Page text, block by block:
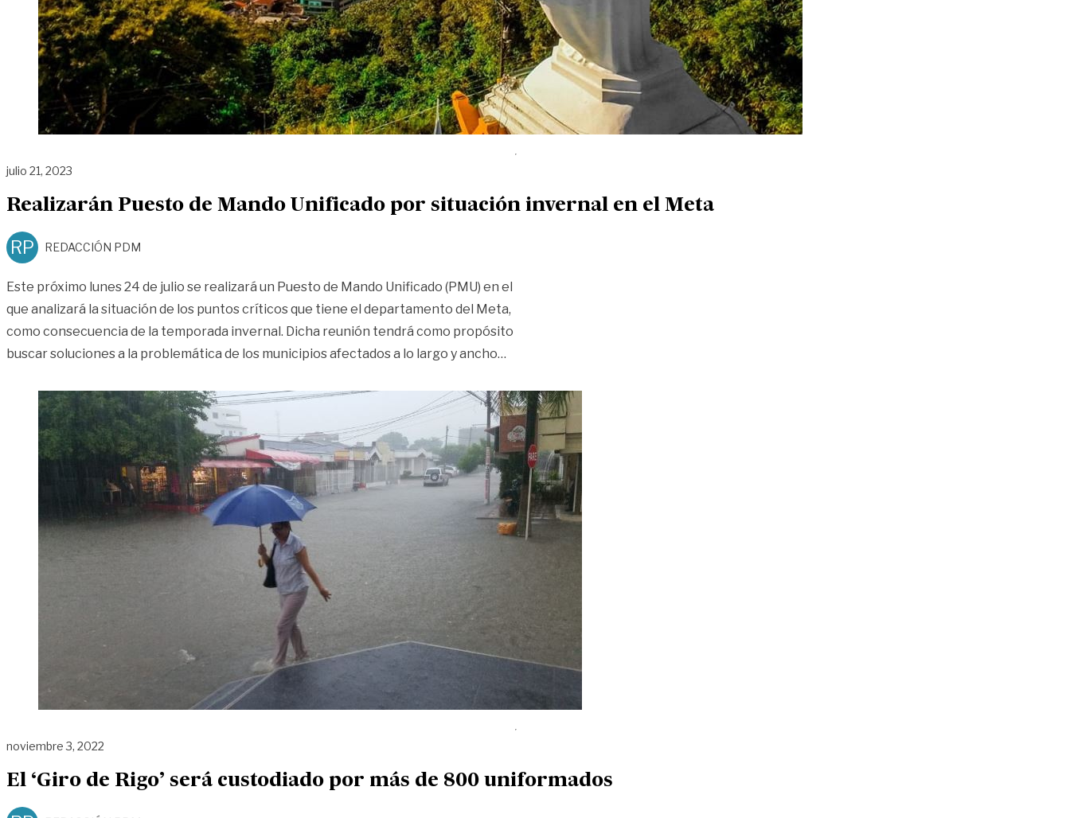
julio 21, 2023
Realizarán Puesto de Mando Unificado por situación invernal en el Meta
RP REDACCIÓN PDM
Este próximo lunes 24 de julio se realizará un Puesto de Mando Unificado (PMU) en el
que analizará la situación de los puntos críticos que tiene el departamento del Meta,
como consecuencia de la temporada invernal. Dicha reunión tendrá como propósito
buscar soluciones a la problemática de los municipios afectados a lo largo y ancho…
noviembre 3, 2022
El ‘Giro de Rigo’ será custodiado por más de 800 uniformados